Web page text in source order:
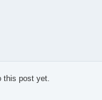
this post yet.